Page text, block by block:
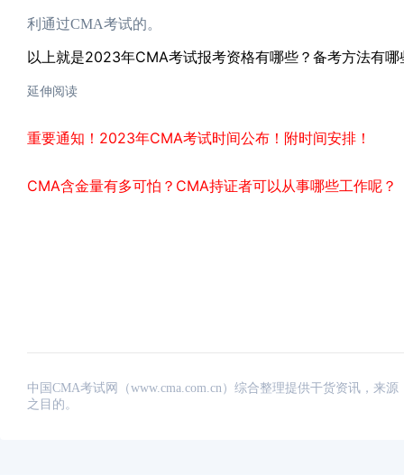
利通过CMA考试的。
以上就是2023年CMA考试报考资格有哪些？备考方法有
延伸阅读
重要通知！2023年CMA考试时间公布！附时间安排！
CMA含金量有多可怕？CMA持证者可以从事哪些工作呢？
中国CMA考试网（www.cma.com.cn）综合整理提供干货资讯，来
之目的。